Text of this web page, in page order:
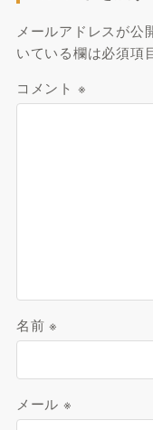
メールアドレスが公
いている欄は必須項
コメント ※
名前※
メール ※